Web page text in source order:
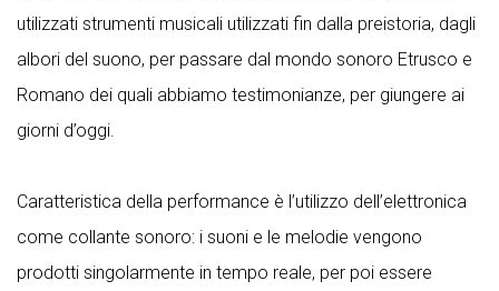
utilizzati strumenti musicali utilizzati fin dalla preistoria, dagli
albori del suono, per passare dal mondo sonoro Etrusco e
Romano dei quali abbiamo testimonianze, per giungere ai
giorni d’oggi.
Caratteristica della performance è l’utilizzo dell’elettronica
come collante sonoro: i suoni e le melodie vengono
prodotti singolarmente in tempo reale, per poi essere